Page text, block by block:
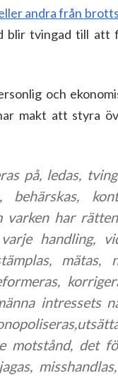
andra från
blir tvingad till att
och
makt att styra
på, ledas,
varken har
handling,
mätas,
intressets
motstånd, det